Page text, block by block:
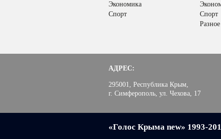
Экономика
Спорт
Спорт
Разное
АДРЕС:
295001, Республика Крым,
г. Симферополь, ул. Чехова, 17
«Голос Крыма new» 1993-